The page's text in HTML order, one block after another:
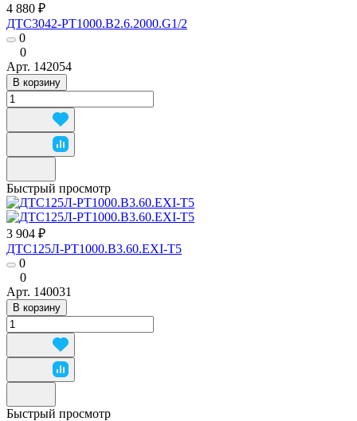
4 880 ₽
ДТС3042-РТ1000.В2.6.2000.G1/2
0
0
Арт. 142054
В корзину
Быстрый просмотр
3 904 ₽
ДТС125Л-РТ1000.В3.60.ЕХI-Т5
0
0
Арт. 140031
В корзину
Быстрый просмотр